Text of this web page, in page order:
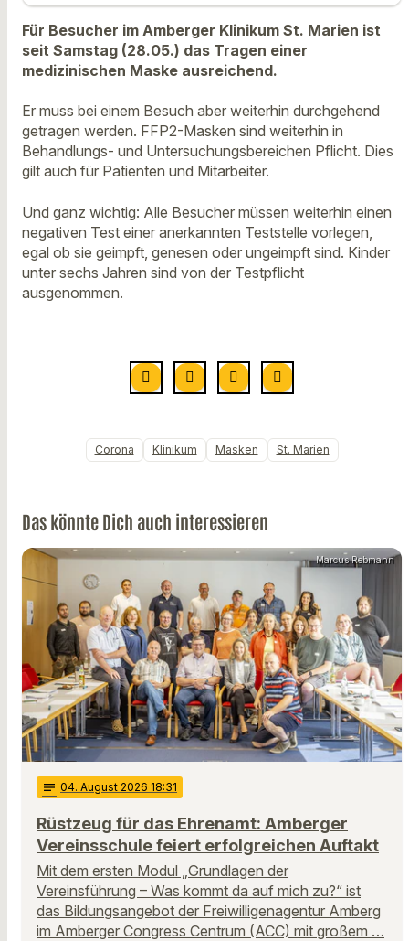
Für Besucher im Amberger Klinikum St. Marien ist
seit Samstag (28.05.) das Tragen einer
medizinischen Maske ausreichend.
Er muss bei einem Besuch aber weiterhin durchgehend
getragen werden. FFP2-Masken sind weiterhin in
Behandlungs- und Untersuchungsbereichen Pflicht. Dies
gilt auch für Patienten und Mitarbeiter.
Und ganz wichtig: Alle Besucher müssen weiterhin einen
negativen Test einer anerkannten Teststelle vorlegen,
egal ob sie geimpft, genesen oder ungeimpft sind. Kinder
unter sechs Jahren sind von der Testpflicht
ausgenommen.
Corona Klinikum Masken St. Marien
Das könnte Dich auch interessieren
Marcus Rebmann
notes 04. August 2026 18:31
Rüstzeug für das Ehrenamt: Amberger
Vereinsschule feiert erfolgreichen Auftakt
Mit dem ersten Modul „Grundlagen der
Vereinsführung – Was kommt da auf mich zu?“ ist
das Bildungsangebot der Freiwilligenagentur Amberg
im Amberger Congress Centrum (ACC) mit großem …